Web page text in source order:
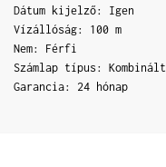
Dátum kijelző: Igen
Vízállóság: 100 m
Nem: Férfi
Számlap típus: Kombinált
Garancia: 24 hónap